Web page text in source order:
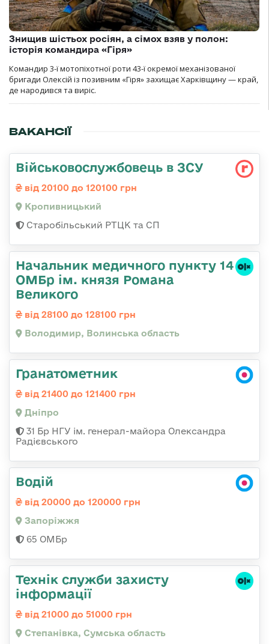
Знищив шістьох росіян, а сімох взяв у полон:
історія командира «Гіря»
Командир 3-ї мотопіхотної роти 43-ї окремої механізованої
бригади Олексій із позивним «Гіря» захищає Харківщину — край,
де народився та виріс.
ВАКАНСІЇ
Військовослужбовець в ЗСУ
від 20100 до 120100 грн
Кропивницький
Старобільський РТЦК та СП
Начальник медичного пункту 14
ОМБр ім. князя Романа
Великого
від 28100 до 128100 грн
Володимир, Волинська область
Гранатометник
від 21400 до 121400 грн
Дніпро
31 Бр НГУ ім. генерал-майора Олександра
Радієвського
Водій
від 20000 до 120000 грн
Запоріжжя
65 ОМБр
Технік служби захисту
інформації
від 21000 до 51000 грн
Степанівка, Сумська область